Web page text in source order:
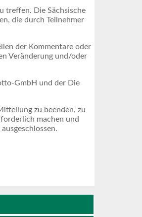
treffen. Die Sächsische
die durch Teilnehmer
der Kommentare oder
Veränderung und/oder
GmbH und der Die
zu beenden, zu
machen und